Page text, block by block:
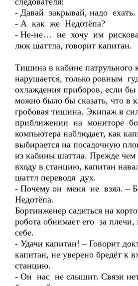
- Давай закрывай, надо ехать.
- А как же Недотёпа?
- Не-не… не хочу им
люк шаттла, говорит капитан.
Тишина в кабине патрульного
нарушается, только ровным
охлаждения приборов, если
можно было бы сказать, что в
гробовая тишина. Экипаж в
приближении на мониторе
компьютера наблюдает, как
выбирается на посадочную
из кабины шаттла. Прежде чем
входу в станцию, капитан
шаттл переводя дух.
- Почему он меня не взял. –
Недотёпа.
Бортинженер садиться на
робота обнимает его за
себе.
- Удачи капитан! – Говорит
капитан, не уверено бредёт к
станцию.
- Он нас не слышит. Связи